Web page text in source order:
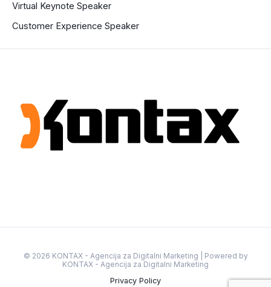
Virtual Keynote Speaker
Customer Experience Speaker
© 2026 KONTAX - Agencija za Digitalni Marketing | Powered by
KONTAX - Agencija za Digitalni Marketing
Privacy Policy